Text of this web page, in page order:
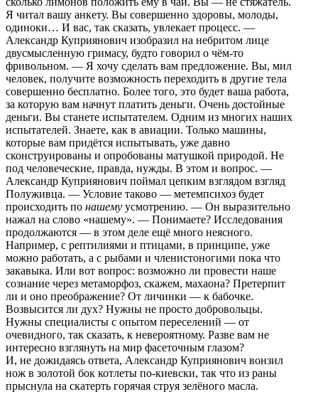
Я читал вашу анкету. Вы совершенно здоровы, молоды,
одиноки… И вас, так сказать, увлекает процесс. —
Александр Куприянович изобразил на небритом лице
двусмысленную гримасу, будто говорил о чём-то
фривольном. — Я хочу сделать вам предложение. Вы, мил
человек, получите возможность переходить в другие тела
совершенно бесплатно. Более того, это будет ваша работа,
за которую вам начнут платить деньги. Очень достойные
деньги. Вы станете испытателем. Одним из многих наших
испытателей. Знаете, как в авиации. Только машины,
которые вам придётся испытывать, уже давно
сконструированы и опробованы матушкой природой. Не
под человеческие, правда, нужды. В этом и вопрос. —
Александр Куприянович поймал цепким взглядом взгляд
Полуживца. — Условие таково — метемпсихоз будет
происходить по нашему усмотрению. — Он выразительно
нажал на слово «нашему». — Понимаете? Исследования
продолжаются — в этом деле ещё много неясного.
Например, с рептилиями и птицами, в принципе, уже
можно работать, а с рыбами и членистоногими пока что
закавыка. Или вот вопрос: возможно ли провести наше
сознание через метаморфоз, скажем, махаона? Претерпит
ли и оно преображение? От личинки — к бабочке.
Возвысится ли дух? Нужны не просто добровольцы.
Нужны специалисты с опытом переселений — от
очевидного, так сказать, к невероятному. Разве вам не
интересно взглянуть на мир фасеточным глазом?
И, не дожидаясь ответа, Александр Куприянович вонзил
нож в золотой бок котлеты по-киевски, так что из раны
прыснула на скатерть горячая струя зелёного масла.